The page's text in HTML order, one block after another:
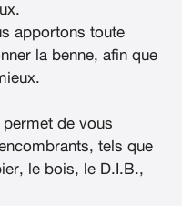
apportons toute
la benne, afin que
de vous
tels que
le bois, le D.I.B.,